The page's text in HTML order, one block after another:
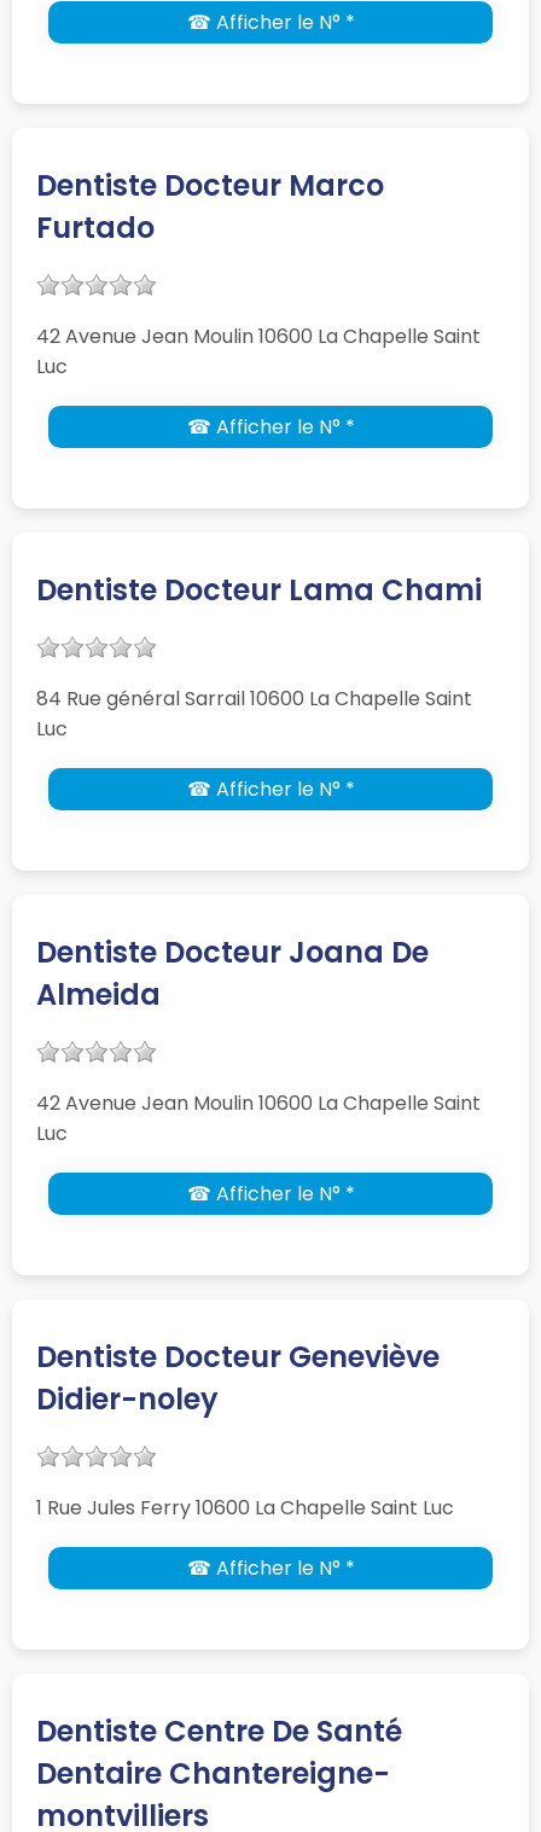
☎ Afficher le N° *
Dentiste Docteur Marco
Furtado
42 Avenue Jean Moulin 10600 La Chapelle Saint
Luc
☎ Afficher le N° *
Dentiste Docteur Lama Chami
84 Rue général Sarrail 10600 La Chapelle Saint
Luc
☎ Afficher le N° *
Dentiste Docteur Joana De
Almeida
42 Avenue Jean Moulin 10600 La Chapelle Saint
Luc
☎ Afficher le N° *
Dentiste Docteur Geneviève
Didier-noley
1 Rue Jules Ferry 10600 La Chapelle Saint Luc
☎ Afficher le N° *
Dentiste Centre De Santé
Dentaire Chantereigne-
montvilliers